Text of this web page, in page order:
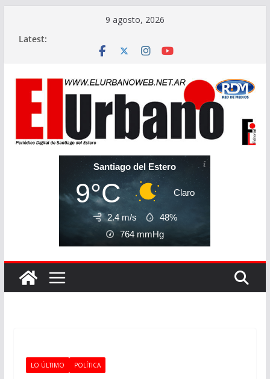
9 agosto, 2026
Latest:
Santiago del Estero
9°C Claro
2.4 m/s
48%
764 mmHg
LO ÚLTIMO POLÍTICA